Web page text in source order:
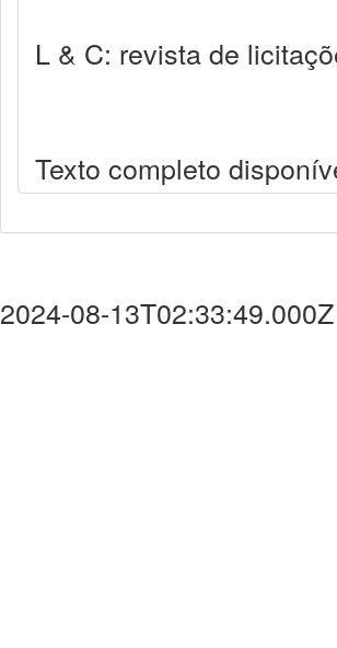
L & C: revista de
Texto completo
2024-08-